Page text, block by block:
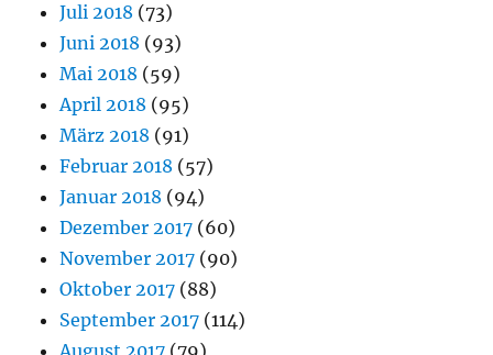
Juli 2018 (73)
Juni 2018 (93)
Mai 2018 (59)
April 2018 (95)
März 2018 (91)
Februar 2018 (57)
Januar 2018 (94)
Dezember 2017 (60)
November 2017 (90)
Oktober 2017 (88)
September 2017 (114)